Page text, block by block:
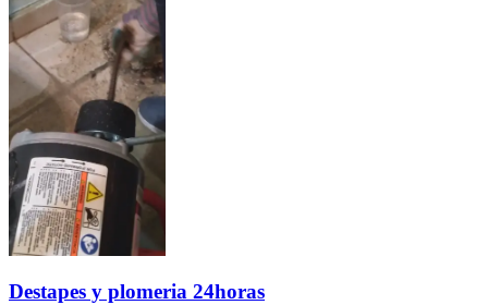
Destapes y plomeria 24horas